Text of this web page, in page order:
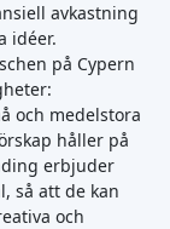
avkastning
idéer.
på Cypern
och medelstora
håller på
erbjuder
så att de kan
och